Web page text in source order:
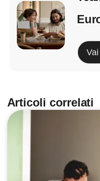
Articoli correlati